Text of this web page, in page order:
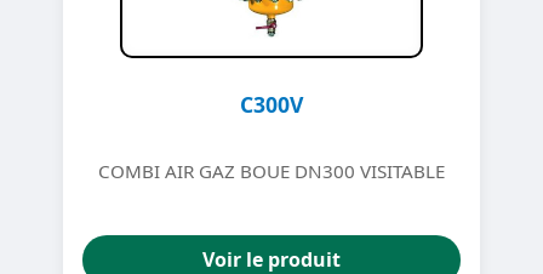
C300V
COMBI AIR GAZ BOUE DN300 VISITABLE
Voir le produit